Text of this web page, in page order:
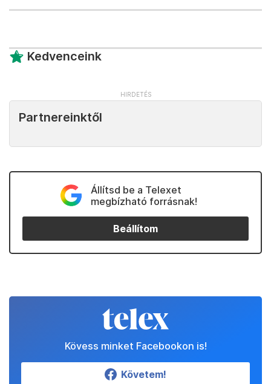
Kedvenceink
Partnereinktől
Állítsd be a Telexet
megbízható forrásnak!
Beállítom
Kövess minket Facebookon is!
Követem!